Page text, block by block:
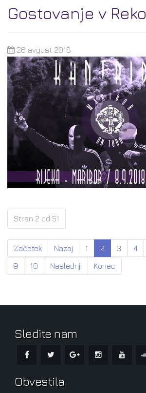
Gostovanje v Reko
26 avgust 2018
Stran 2 od 51
Začetek Nazaj 1 2 3 4
9
10 Naslednji Konec
Sledite nam
Obvestila